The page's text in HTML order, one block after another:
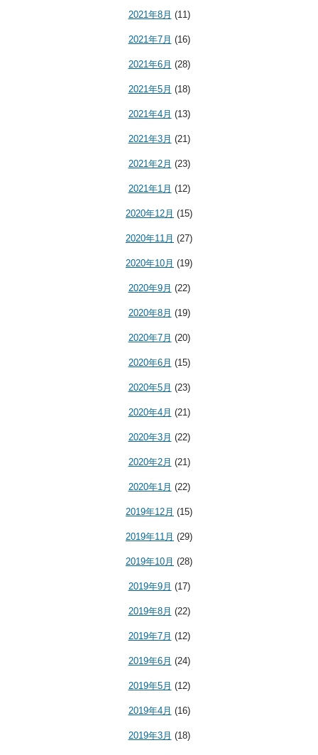
2021年8月 (11)
2021年7月 (16)
2021年6月 (28)
2021年5月 (18)
2021年4月 (13)
2021年3月 (21)
2021年2月 (23)
2021年1月 (12)
2020年12月 (15)
2020年11月 (27)
2020年10月 (19)
2020年9月 (22)
2020年8月 (19)
2020年7月 (20)
2020年6月 (15)
2020年5月 (23)
2020年4月 (21)
2020年3月 (22)
2020年2月 (21)
2020年1月 (22)
2019年12月 (15)
2019年11月 (29)
2019年10月 (28)
2019年9月 (17)
2019年8月 (22)
2019年7月 (12)
2019年6月 (24)
2019年5月 (12)
2019年4月 (16)
2019年3月 (18)